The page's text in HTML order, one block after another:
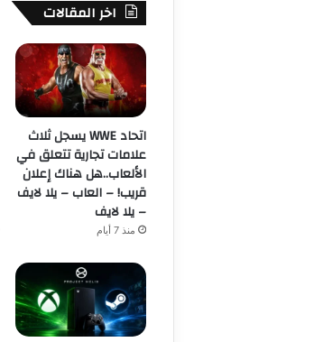
اخر المقالات
اتحاد WWE يسجل ثلاث
علامات تجارية تتعلق في
الألعاب..هل هناك إعلان
قريب! – العاب – يلا لايف
– يلا لايف
منذ 7 أيام